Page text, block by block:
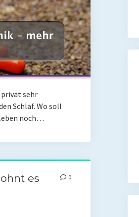
sehr
Schlaf. Wo soll
noch…
es
0